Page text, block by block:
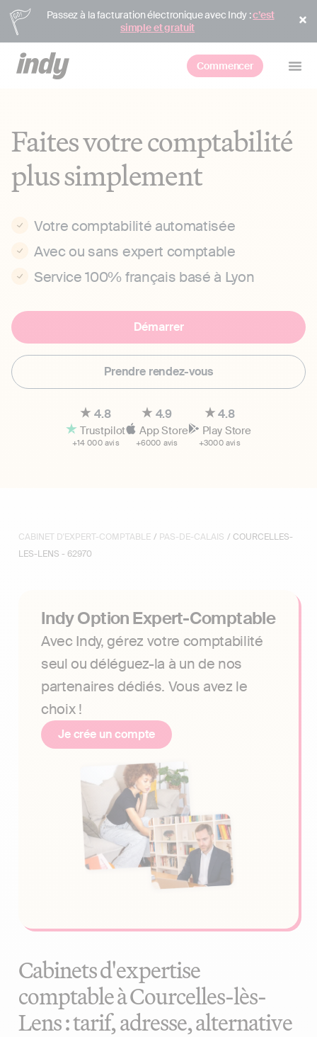
Passez à la facturation électronique avec Indy :c’est
simple et gratuit
Commencer
Faites votre comptabilité
plus simplement
Votre comptabilité automatisée
Avec ou sans expert comptable
Service 100% français basé à Lyon
Démarrer
Prendre rendez-vous
4.8
Trustpilot
+14 000 avis
4.9
App Store
+6000 avis
4.8
Play Store
+3000 avis
CABINET D'EXPERT-COMPTABLE / PAS-DE-CALAIS / COURCELLES-
LES-LENS - 62970
Indy Option Expert-Comptable
Avec Indy, gérez votre comptabilité
seul ou déléguez-la à un de nos
partenaires dédiés. Vous avez le
choix !
Je crée un compte
Cabinets d'expertise
comptable à Courcelles-lès-
Lens : tarif, adresse, alternative